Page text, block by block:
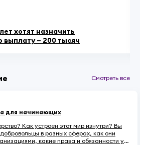
хотят назначить
– 200 тысяч
Смотреть все
для начинающих
Как устроен этот мир изнутри? Вы
в разных сферах, как они
какие права и обязанности у